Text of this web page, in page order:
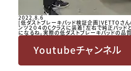
2022.8.6
[低ダストブレーキパッド検証企画]VETTOさん
ンツ２０４のCクラスに装着！左右で純正パッド
になるね。実際の低ダストブレーキパッドの品質
Youtubeチャンネル